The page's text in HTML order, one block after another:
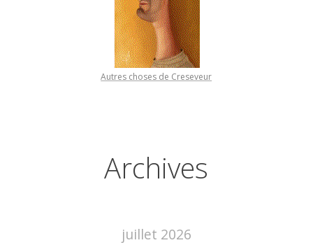
Autres choses de Creseveur
Archives
juillet 2026